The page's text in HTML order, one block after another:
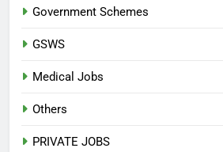
Government Schemes
GSWS
Medical Jobs
Others
PRIVATE JOBS